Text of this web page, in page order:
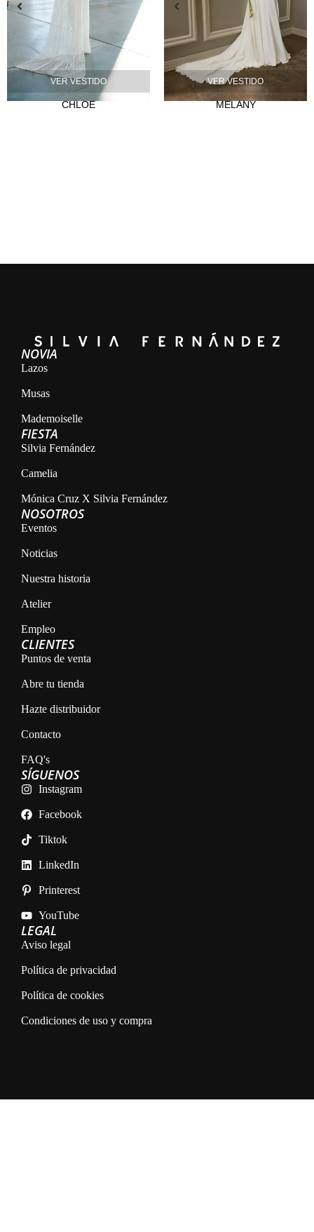
VER VESTIDO
CHLOE
VER VESTIDO
MELANY
NOVIA
Lazos
Musas
Mademoiselle
FIESTA
Silvia Fernández
Camelia
Mónica Cruz X Silvia Fernández
NOSOTROS
Eventos
Noticias
Nuestra historia
Atelier
Empleo
CLIENTES
Puntos de venta
Abre tu tienda
Hazte distribuidor
Contacto
FAQ's
LEGAL
Aviso legal
Política de privacidad
Política de cookies
Condiciones de uso y compra
SÍGUENOS
Instagram
Facebook
Tiktok
LinkedIn
Printerest
YouTube